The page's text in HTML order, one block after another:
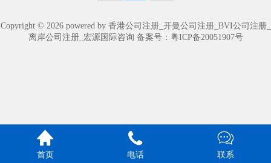
Copyright © 2026 powered by 香港公司注册_开曼公司注册_BVI公司注册_
离岸公司注册_宏源国际咨询 备案号： 粤ICP备20051907号

首页

电话

联系